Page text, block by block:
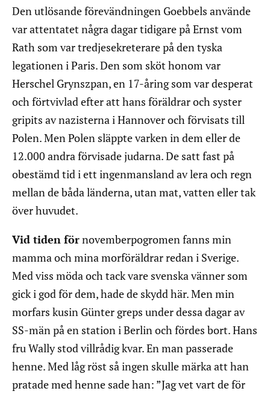
Den utlösande förevändningen Goebbels använde
var attentatet några dagar tidigare på Ernst vom
Rath som var tredjesekreterare på den tyska
legationen i Paris. Den som sköt honom var
Herschel Grynszpan, en 17-åring som var desperat
och förtvivlad efter att hans föräldrar och syster
gripits av nazisterna i Hannover och förvisats till
Polen. Men Polen släppte varken in dem eller de
12.000 andra förvisade judarna. De satt fast på
obestämd tid i ett ingenmansland av lera och regn
mellan de båda länderna, utan mat, vatten eller tak
över huvudet.
Vid tiden förnovemberpogromen fanns min
mamma och mina morföräldrar redan i Sverige.
Med viss möda och tack vare svenska vänner som
gick i god för dem, hade de skydd här. Men min
morfars kusin Günter greps under dessa dagar av
SS-män på en station i Berlin och fördes bort. Hans
fru Wally stod villrådig kvar. En man passerade
henne. Med låg röst så ingen skulle märka att han
pratade med henne sade han: ”Jag vet vart de för